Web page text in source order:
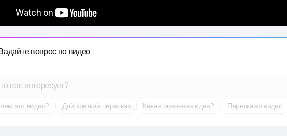
вопрос по видео
вас интересует?
это видео? Дай краткий пересказ Какая основная идея? Перескажи видео